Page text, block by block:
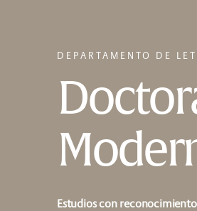
DEPARTAMENTO DE
Estudios con